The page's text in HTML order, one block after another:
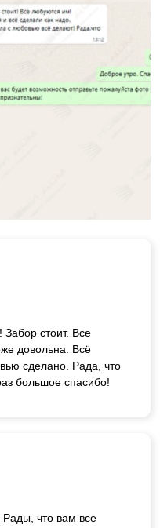
Забор стоит. Все
довольна. Всё
сделано. Рада, что
большое спасибо!
Рады, что вам все